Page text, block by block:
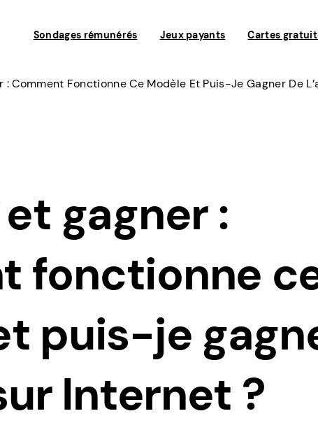
Sondages rémunérés Jeux payants Cartes
: Comment Fonctionne Ce Modèle Et Puis-Je Gagner De
gagner :
fonctionne
puis-je
Internet ?